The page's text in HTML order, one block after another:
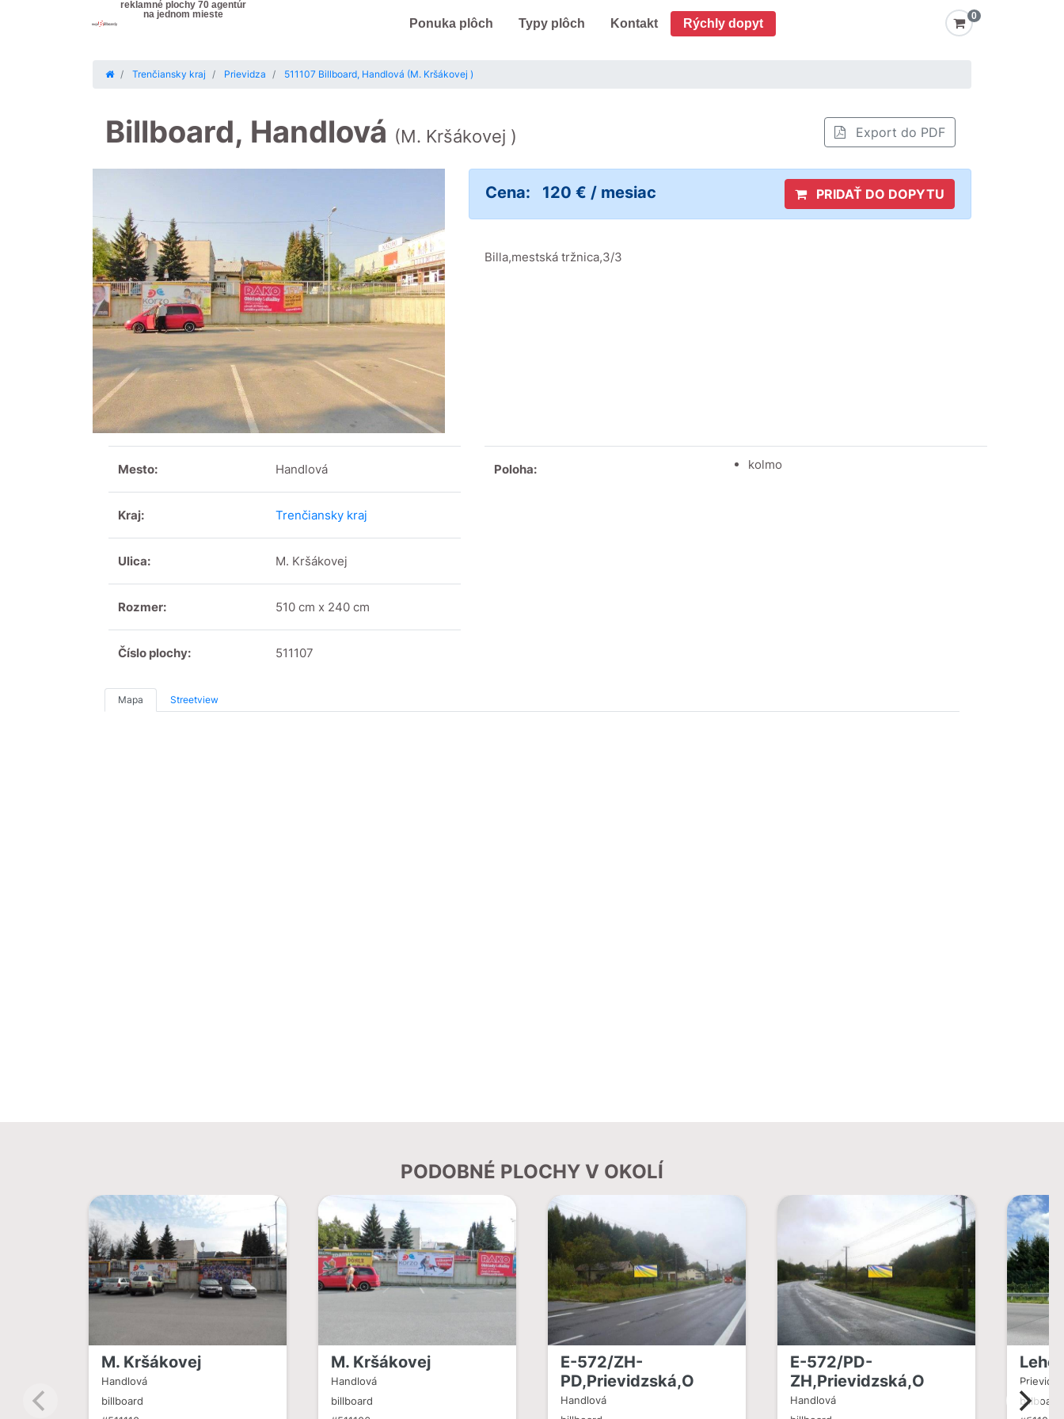
reklamné plochy 70 agentúr
na jednom mieste
Ponuka plôch Typy plôch Kontakt Rýchly dopyt
0
Trenčiansky kraj Prievidza 511107 Billboard, Handlová (M. Kršákovej )
Billboard, Handlová (M. Kršákovej ) Export do PDF
Cena: 120 € / mesiac PRIDAŤ DO DOPYTU
Billa,mestská tržnica,3/3
Mesto: Handlová
Kraj: Trenčiansky kraj
Ulica: M. Kršákovej
Rozmer: 510 cm x 240 cm
Číslo plochy: 511107
Poloha: kolmo
Mapa Streetview
PODOBNÉ PLOCHY V OKOLÍ
M. Kršákovej
Handlová
billboard
M. Kršákovej
Handlová
billboard
E-572/ZH-
PD,Prievidzská,O
Handlová
E-572/PD-
ZH,Prievidzská,O
Handlová
Prievidza
billboard